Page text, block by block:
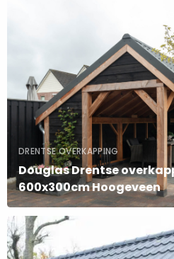
DRENTSE OVERKAPPING
Douglas Drentse
600x300cm Hoogeveen
Lees
meer